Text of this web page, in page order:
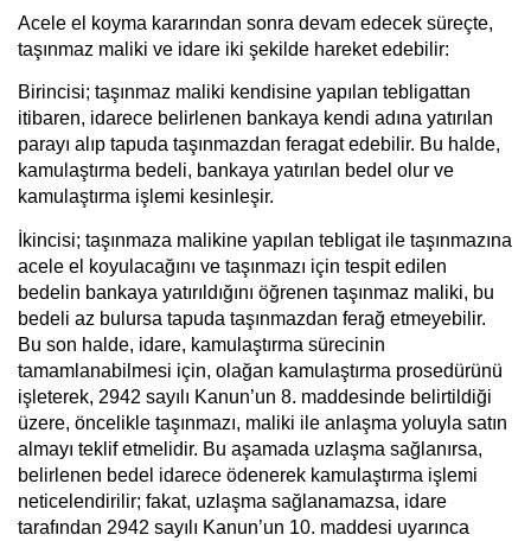
Acele el koyma kararından sonra devam edecek süreçte,
taşınmaz maliki ve idare iki şekilde hareket edebilir:
Birincisi; taşınmaz maliki kendisine yapılan tebligattan
itibaren, idarece belirlenen bankaya kendi adına yatırılan
parayı alıp tapuda taşınmazdan feragat edebilir. Bu halde,
kamulaştırma bedeli, bankaya yatırılan bedel olur ve
kamulaştırma işlemi kesinleşir.
İkincisi; taşınmaza malikine yapılan tebligat ile taşınmazına
acele el koyulacağını ve taşınmazı için tespit edilen
bedelin bankaya yatırıldığını öğrenen taşınmaz maliki, bu
bedeli az bulursa tapuda taşınmazdan ferağ etmeyebilir.
Bu son halde, idare, kamulaştırma sürecinin
tamamlanabilmesi için, olağan kamulaştırma prosedürünü
işleterek, 2942 sayılı Kanun’un 8. maddesinde belirtildiği
üzere, öncelikle taşınmazı, maliki ile anlaşma yoluyla satın
almayı teklif etmelidir. Bu aşamada uzlaşma sağlanırsa,
belirlenen bedel idarece ödenerek kamulaştırma işlemi
neticelendirilir; fakat, uzlaşma sağlanamazsa, idare
tarafından 2942 sayılı Kanun’un 10. maddesi uyarınca